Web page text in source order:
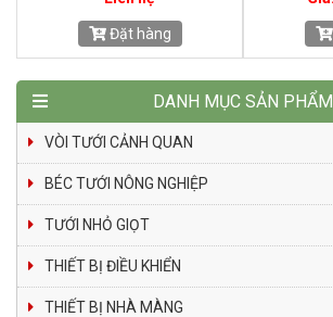
Đặt hàng
DANH MỤC SẢN PHẨM
VÒI TƯỚI CẢNH QUAN
BÉC TƯỚI NÔNG NGHIỆP
TƯỚI NHỎ GIỌT
THIẾT BỊ ĐIỀU KHIỂN
THIẾT BỊ NHÀ MÀNG